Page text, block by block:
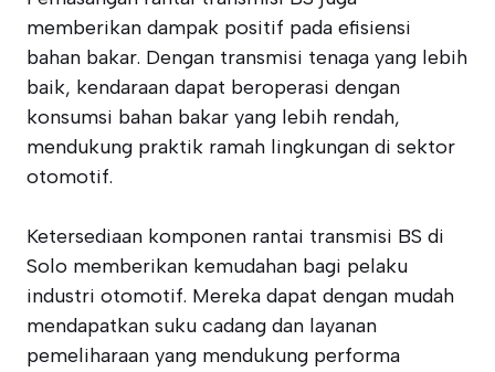
memberikan dampak positif pada efisiensi
bahan bakar. Dengan transmisi tenaga yang lebih
baik, kendaraan dapat beroperasi dengan
konsumsi bahan bakar yang lebih rendah,
mendukung praktik ramah lingkungan di sektor
otomotif.
Ketersediaan komponen rantai transmisi BS di
Solo memberikan kemudahan bagi pelaku
industri otomotif. Mereka dapat dengan mudah
mendapatkan suku cadang dan layanan
pemeliharaan yang mendukung performa